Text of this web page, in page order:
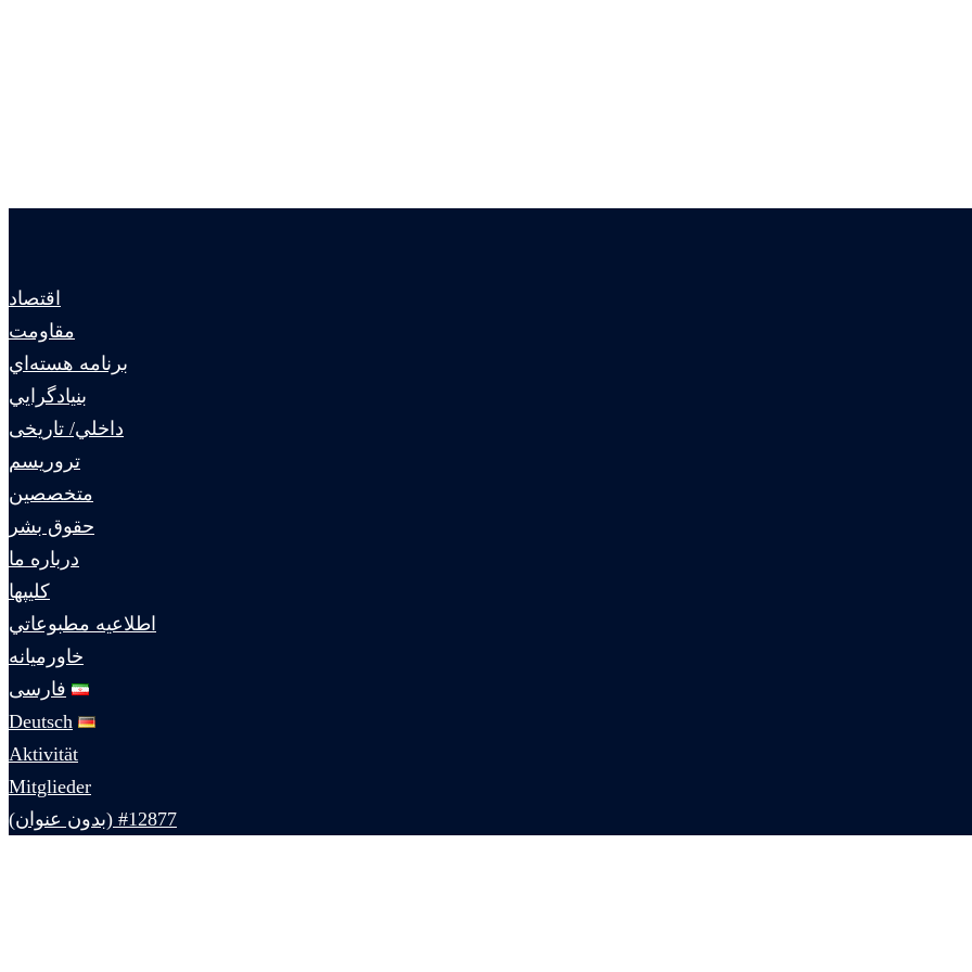
اقتصاد
مقاومت
برنامه هسته‌اي
بنيادگرايي
داخلي/ تاریخی
تروريسم
متخصصين
حقوق بشر
درباره ما
كليپها
اطلاعيه مطبوعاتي
خاورميانه
فارسی
Deutsch
Aktivität
Mitglieder
#12877 (بدون عنوان)